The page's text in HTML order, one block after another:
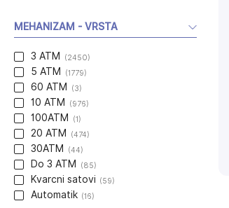
MEHANIZAM - VRSTA
3 ATM (2450)
5 ATM (1779)
60 ATM (3)
10 ATM (976)
100ATM (1)
20 ATM (474)
30ATM (44)
Do 3 ATM (85)
Kvarcni satovi (59)
Automatik (16)